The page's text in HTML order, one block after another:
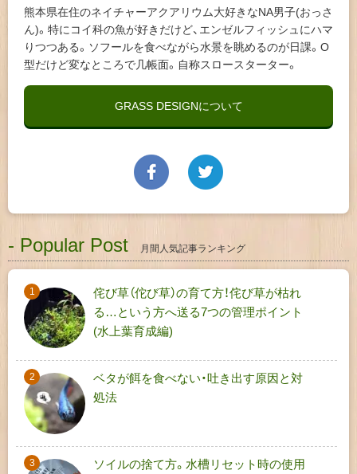
熊本県在住のネイチャーアクアリウム大好きなNA男子(おっさ
ん)。特にコイ科の魚が好きだけど、エンゼルフィッシュにハマ
りつつある。ソフールを食べながら水景を眺めるのが日課。O
型だけど変なところで几帳面。自称スロースターター。
GRASS DESIGNについて
- Popular Post 月間人気記事ランキング
侘び草（佗び草）の育て方！侘び草が枯れ
る…という方へ送る7つの管理ポイント
(水上葉育成編)
ベタが餌を食べない・吐き出す原因と対
処法
ソイルの捨て方。水槽リセット時の使用